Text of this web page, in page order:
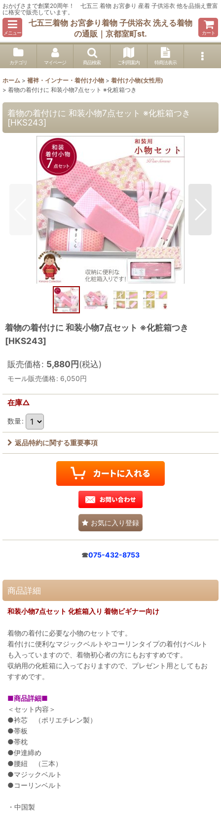
おかげさまで創業20周年！ 七五三 着物 お宮参り 産着 子供浴衣 他を品揃え豊富
に格安で販売しています。
メニュー
七五三着物 お宮参り着物 子供浴衣 洗える着物
の通販｜京都室町st.
カート
カテゴリ マイページ 商品検索 ご利用案内 特商法表示
ホーム > 襦袢・インナー・着付け小物 > 着付け小物(女性用)
> 着物の着付けに 和装小物7点セット ※化粧箱つき
着物の着付けに 和装小物7点セット ※化粧箱つき
[HKS243]
着物の着付けに 和装小物7点セット ※化粧箱つき
[HKS243]
販売価格: 5,880円(税込)
モール販売価格: 6,050円
在庫△
数量:
返品特約に関する重要事項
お気に入り登録
☎075-432-8753
商品詳細
和装小物7点セット 化粧箱入り 着物ビギナー向け
着物の着付に必要な小物のセットです。
着付けに便利なマジックベルトやコーリンタイプの着付けベルト
も入っていますので、着物初心者の方にもおすすめです。
収納用の化粧箱に入っておりますので、プレゼント用としてもお
すすめです。
■商品詳細■
＜セット内容＞
●衿芯 （ポリエチレン製）
●帯板
●帯枕
●伊達締め
●腰紐 （三本）
●マジックベルト
●コーリンベルト
・中国製